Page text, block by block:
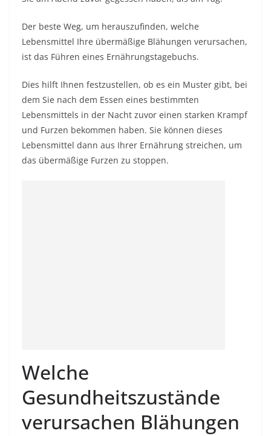
Der beste Weg, um herauszufinden, welche
Lebensmittel Ihre übermäßige Blähungen verursachen,
ist das Führen eines Ernährungstagebuchs.
Dies hilft Ihnen festzustellen, ob es ein Muster gibt, bei
dem Sie nach dem Essen eines bestimmten
Lebensmittels in der Nacht zuvor einen starken Krampf
und Furzen bekommen haben. Sie können dieses
Lebensmittel dann aus Ihrer Ernährung streichen, um
das übermäßige Furzen zu stoppen.
Welche
Gesundheitszustände
verursachen Blähungen